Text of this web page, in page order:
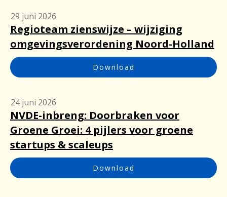
29 juni 2026
Regioteam zienswijze – wijziging
omgevingsverordening Noord-Holland
Download
24 juni 2026
NVDE-inbreng: Doorbraken voor
Groene Groei: 4 pijlers voor groene
startups & scaleups
Download